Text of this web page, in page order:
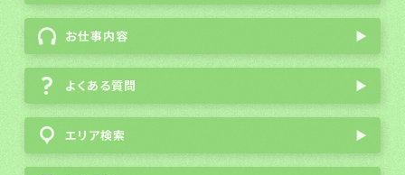
お仕事内容 ▶
よくある質問 ▶
エリア検索 ▶